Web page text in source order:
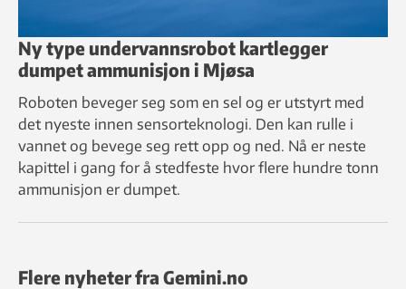
Ny type undervannsrobot kartlegger
dumpet ammunisjon i Mjøsa
Roboten beveger seg som en sel og er utstyrt med
det nyeste innen sensorteknologi. Den kan rulle i
vannet og bevege seg rett opp og ned. Nå er neste
kapittel i gang for å stedfeste hvor flere hundre tonn
ammunisjon er dumpet.
Flere nyheter fra Gemini.no